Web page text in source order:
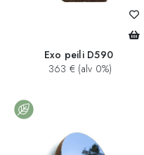
Exo peili D590
363 € (alv 0%)